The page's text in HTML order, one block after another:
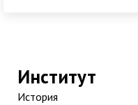
Институт
История